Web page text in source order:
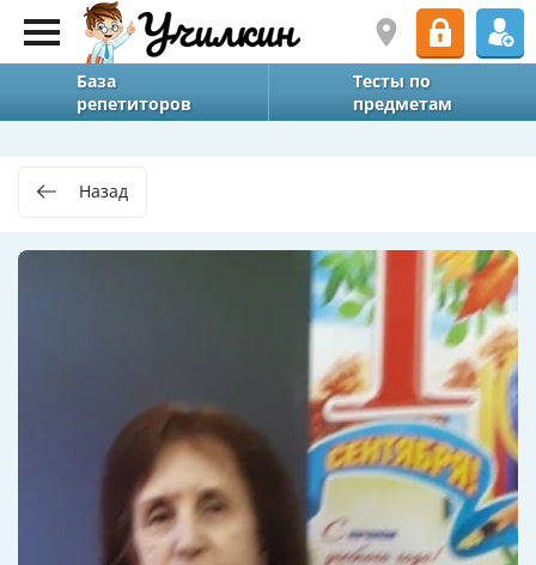
База
репетиторов
Тесты по
предметам
Назад